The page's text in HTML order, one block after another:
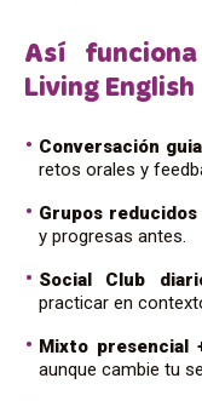
Así
Living English
Conversación
retos orales y
Grupos
y progresas antes.
Social Club
practicar en
Mixto presencial
aunque cambie tu